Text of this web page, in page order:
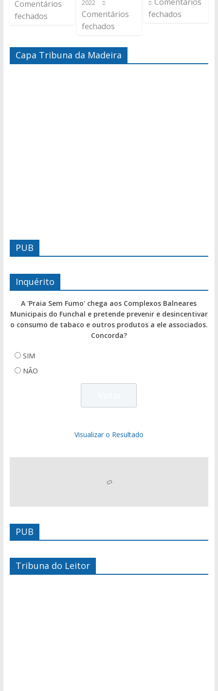
Comentários
fechados
2022
Comentários
fechados
fechados
Capa Tribuna da Madeira
PUB
Inquérito
A 'Praia Sem Fumo' chega aos Complexos Balneares
Municipais do Funchal e pretende prevenir e desincentivar
o consumo de tabaco e outros produtos a ele associados.
Concorda?
SIM
NÃO
Visualizar o Resultado
PUB
Tribuna do Leitor